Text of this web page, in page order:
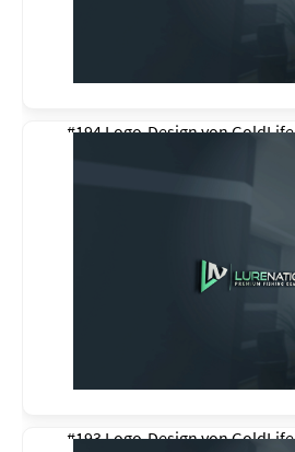
#194 Logo-Design vonGoldLife
#193 Logo-Design vonGoldLife